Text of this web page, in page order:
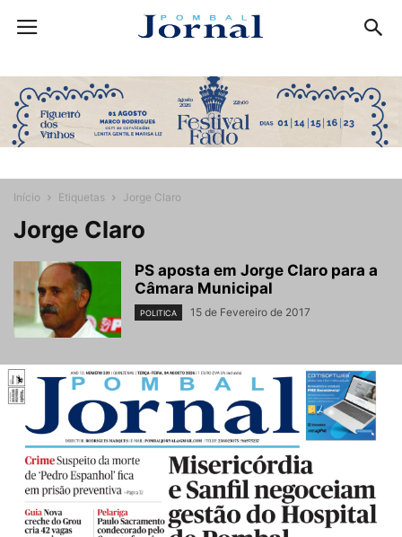
Início Etiquetas Jorge Claro
Jorge Claro
PS aposta em Jorge Claro para a
Câmara Municipal
POLITICA 15 de Fevereiro de 2017